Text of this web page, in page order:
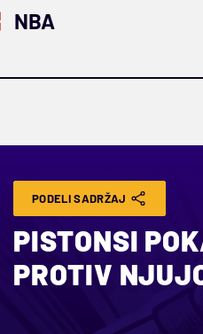
NBA
PODELI SADRŽAJ
PISTONSI
PROTIV